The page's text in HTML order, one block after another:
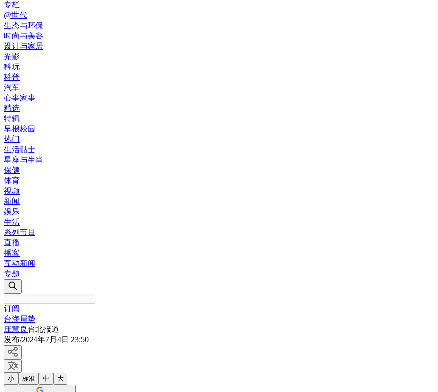
专栏
@世代
生态与环保
时尚与美容
设计与家居
光影
科玩
科普
汽车
心事家事
精选
特辑
早报校园
热门
生活贴士
星座与生肖
保健
体育
视频
新闻
娱乐
生活
系列节目
直播
播客
互动新闻
专题
订阅
台海局势
庄慧良 台北报道
发布/2024年7月4日 23:50
小 标准 中 大